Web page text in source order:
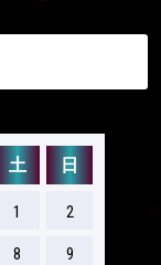
土 日
1 2
8 9